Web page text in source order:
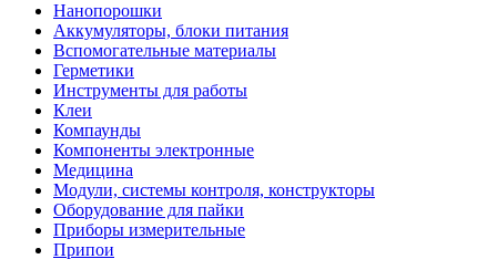
Нанопорошки
Аккумуляторы, блоки питания
Вспомогательные материалы
Герметики
Инструменты для работы
Клеи
Компаунды
Компоненты электронные
Медицина
Модули, системы контроля, конструкторы
Оборудование для пайки
Приборы измерительные
Припои